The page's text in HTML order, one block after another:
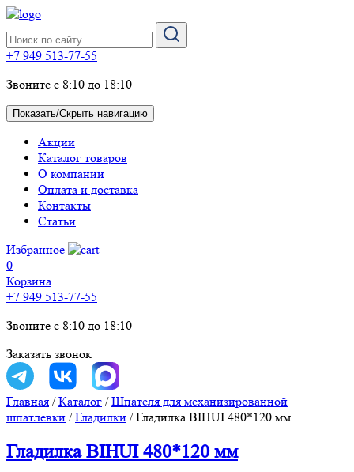
+7 949 513-77-55
Звоните с 8:10 до 18:10
Показать/Скрыть навигацию
Акции
Каталог товаров
О компании
Оплата и доставка
Контакты
Статьи
Избранное
0
Корзина
+7 949 513-77-55
Звоните с 8:10 до 18:10
Заказать звонок
Главная /Каталог /Шпателя для механизированной
шпатлевки /Гладилки /Гладилка BIHUI 480*120 мм
Гладилка BIHUI 480*120 мм